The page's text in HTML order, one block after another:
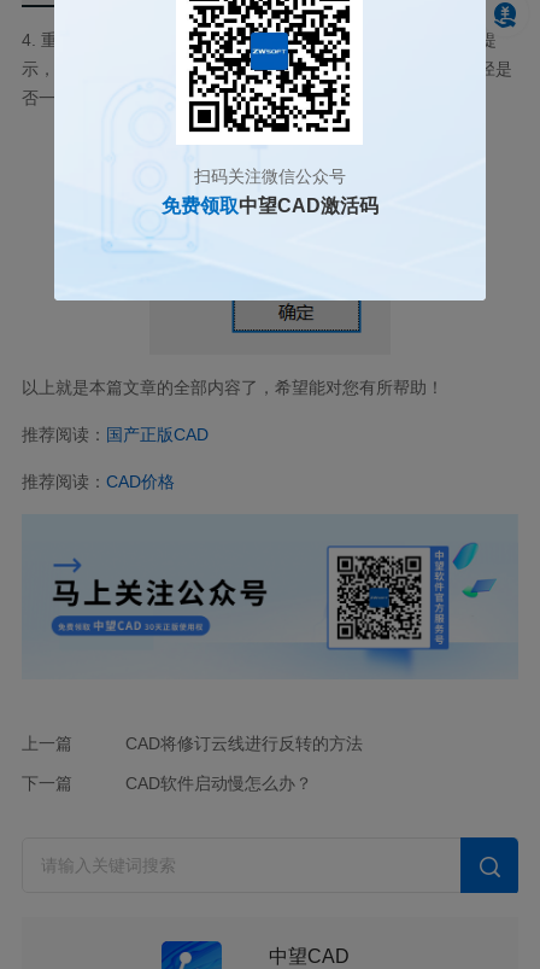
4. 重新打开软件，软件将不再自动创建新图纸，如果出现以下提
示，请检查
命令行提示的路径和我们在第一步中设置的路径是
否一致，检查【
】文件的后缀名是否为【
以上就是本篇文章的全部内容了，希望能对您有所帮助！
推荐阅读： 国产正版CAD
推荐阅读： CAD价格
上一篇 CAD将修订云线进行反转的方法
下一篇 CAD软件启动慢怎么办？
中望CAD
扫码关注微信公众号
免费领取中望CAD激活码